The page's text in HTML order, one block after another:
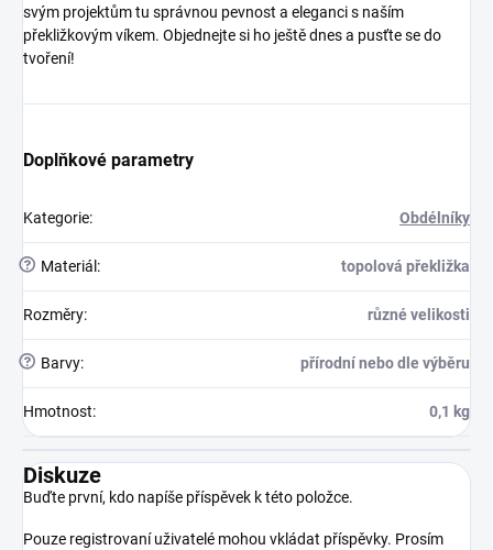
svým projektům tu správnou pevnost a eleganci s naším
překližkovým víkem. Objednejte si ho ještě dnes a pusťte se do
tvoření!
Doplňkové parametry
Kategorie: Obdélníky
? Materiál : topolová překližka
Rozměry: různé velikosti
? Barvy: přírodní nebo dle výběru
Hmotnost: 0,1 kg
Diskuze
Buďte první, kdo napíše příspěvek k této položce.
Pouze registrovaní uživatelé mohou vkládat příspěvky. Prosím